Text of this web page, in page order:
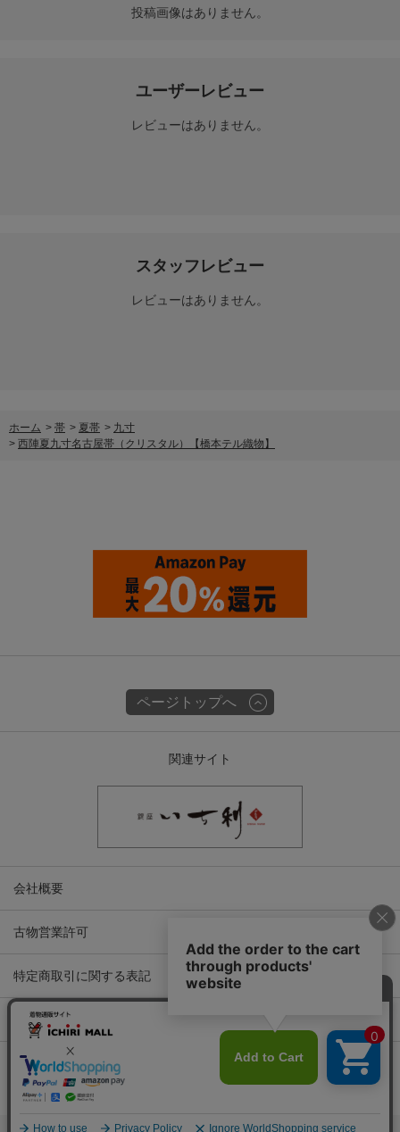
投稿画像はありません。
ユーザーレビュー
レビューはありません。
スタッフレビュー
レビューはありません。
ホーム > 帯 > 夏帯 > 九寸
> 西陣夏九寸名古屋帯（クリスタル）【橋本テル織物】
ページトップへ
関連サイト
会社概要
古物営業許可
特定商取引に関する表記
プライバシーポリシー